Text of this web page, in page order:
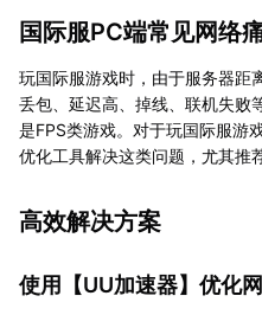
国际服PC端常见网络
玩国际服游戏时，由于服务器距
丢包、延迟高、掉线、联机失败
是FPS类游戏。对于玩国际服游
优化工具解决这类问题，尤其推
高效解决方案
使用【UU加速器】优化